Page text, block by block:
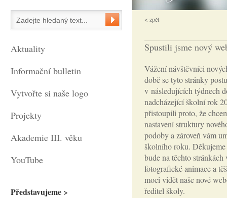
< zpět
Spustili jsme nový
Vážení návštěvníci
době se tyto stránky
v následujících týdnech
nadcházející školní rok
přistoupili proto, že
nastavení struktury
podoby a zároveň vám
školního roku.
bude na těchto
fotografické animace a
moci vidět naše nové
ředitel školy.
Aktuality
Informační bulletin
Vytvořte si naše logo
Projekty
Akademie III. věku
YouTube
Představujeme >